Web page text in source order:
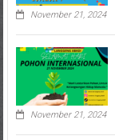
November 21, 2024
November 21, 2024